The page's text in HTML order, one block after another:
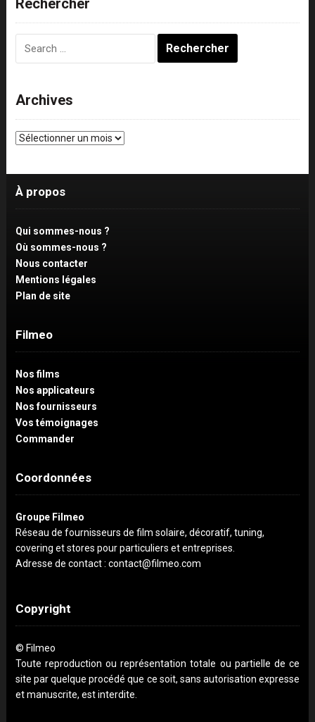
Archives
Archives
À propos
Qui sommes-nous ?
Où sommes-nous ?
Nous contacter
Mentions légales
Plan de site
Filmeo
Nos films
Nos applicateurs
Nos fournisseurs
Vos témoignages
Commander
Coordonnées
Groupe Filmeo
Réseau de fournisseurs de film solaire, décoratif, tuning,
covering et stores pour particuliers et entreprises.
Adresse de contact : contact@filmeo.com
Copyright
© Filmeo
Toute reproduction ou représentation totale ou partielle de ce
site par quelque procédé que ce soit, sans autorisation expresse
et manuscrite, est interdite.